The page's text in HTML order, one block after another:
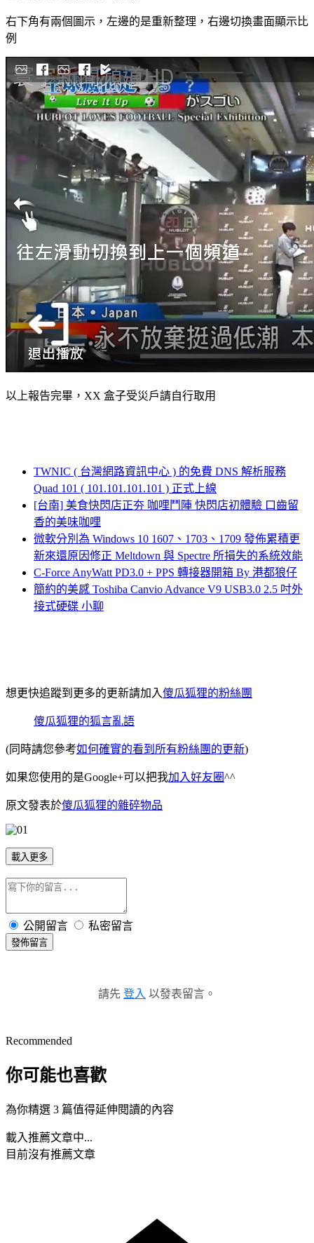
右下角有兩個圖示，左邊的是重新整理，右邊切換畫面顯示比
例
以上報告完畢，XX 盒子受災戶請自行取用
TWNIC ( 台灣網路資訊中心 ) 的免費 DNS 解析服務
Quad 101 ( 101.101.101.101 ) 正式上線
[台南] 美食快閃店正夯 咖哩鬥陣 快閃店初體驗 口齒留
香的美味咖哩
微軟分別為 Windows 10 1607、1703、1709 發佈累積更
新來還原因修正 Meltdown 與 Spectre 所損失的系統效能
C-Force AnyWatt PD3.0 + PPS 轉接器開箱 By 港都狼仔
簡約的美感 Toshiba Canvio Advance V9 USB3.0 2.5 吋外
接式硬碟 小聊
想更快追蹤到更多的更新請加入傻瓜狐狸的粉絲團
傻瓜狐狸的狐言亂語
(同時請您參考如何確實的看到所有粉絲團的更新)
如果您使用的是Google+可以把我加入好友圈^^
原文發表於傻瓜狐狸的雜碎物品
載入更多
公開留言 私密留言
發佈留言
請先 登入 以發表留言。
Recommended
你可能也喜歡
為你精選 3 篇值得延伸閱讀的內容
載入推薦文章中...
目前沒有推薦文章